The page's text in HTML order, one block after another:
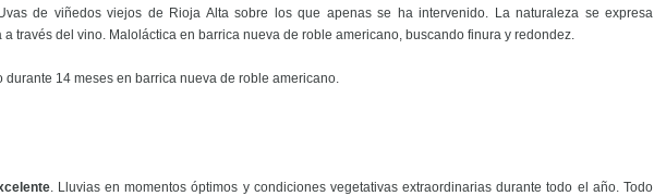
de viñedos viejos de Rioja Alta sobre los que apenas se ha intervenido. La naturaleza se expresa
a través del vino. Maloláctica en barrica nueva de roble americano, buscando finura y redondez.
durante 14 meses en barrica nueva de roble americano.
. Lluvias en momentos óptimos y condiciones vegetativas extraordinarias durante todo el año. Todo